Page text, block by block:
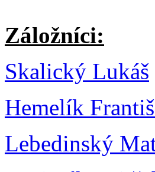
Záložníci:
Skalický Lukáš
Hemelík
Lebedinský